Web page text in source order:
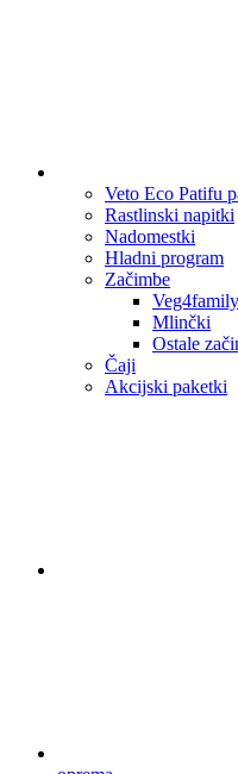
Veto Eco Patifu
Rastlinski napitki
Nadomestki
Hladni program
Začimbe
Veg4family
Mlinčki
Ostale
Čaji
Akcijski paketki